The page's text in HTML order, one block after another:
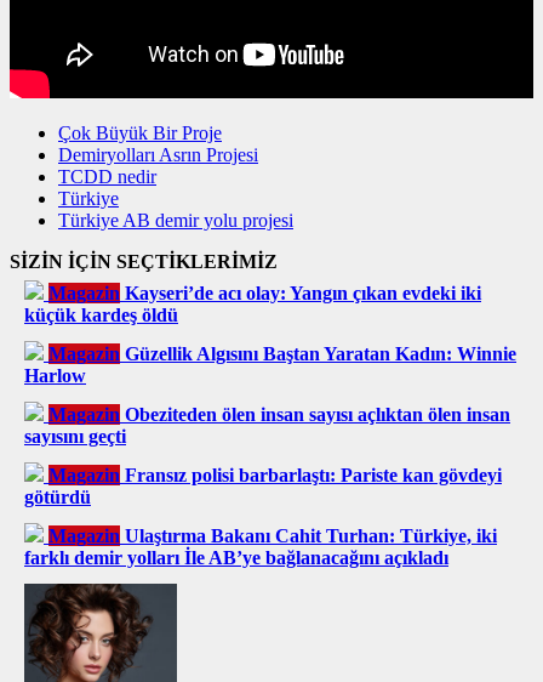
Çok Büyük Bir Proje
Demiryolları Asrın Projesi
TCDD nedir
Türkiye
Türkiye AB demir yolu projesi
SİZİN İÇİN SEÇTİKLERİMİZ
Magazin Kayseri’de acı olay: Yangın çıkan evdeki iki
küçük kardeş öldü
Magazin Güzellik Algısını Baştan Yaratan Kadın: Winnie
Harlow
Magazin Obeziteden ölen insan sayısı açlıktan ölen insan
sayısını geçti
Magazin Fransız polisi barbarlaştı: Pariste kan gövdeyi
götürdü
Magazin Ulaştırma Bakanı Cahit Turhan: Türkiye, iki
farklı demir yolları İle AB’ye bağlanacağını açıkladı